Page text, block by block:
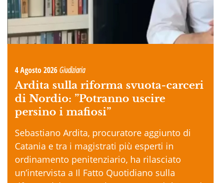
4 Agosto 2026 Giudiziaria
Ardita sulla riforma svuota-carceri
di Nordio: ”Potranno uscire
persino i mafiosi”
Sebastiano Ardita, procuratore aggiunto di
Catania e tra i magistrati più esperti in
ordinamento penitenziario, ha rilasciato
un’intervista a Il Fatto Quotidiano sulla